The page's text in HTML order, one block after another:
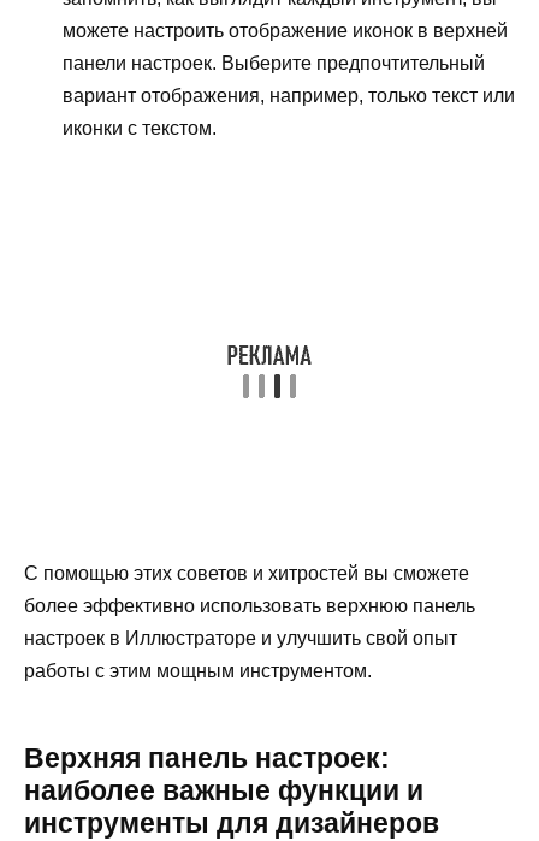
можете настроить отображение иконок в верхней
панели настроек. Выберите предпочтительный
вариант отображения, например, только текст или
иконки с текстом.
С помощью этих советов и хитростей вы сможете
более эффективно использовать верхнюю панель
настроек в Иллюстраторе и улучшить свой опыт
работы с этим мощным инструментом.
Верхняя панель настроек:
наиболее важные функции и
инструменты для дизайнеров